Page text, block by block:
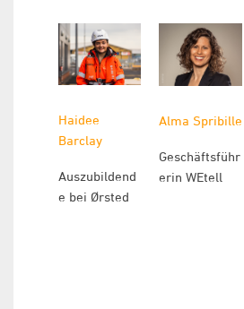
Haidee
Barclay
Auszubildend
e bei Ørsted
Alma Spribille
Geschäftsführ
erin WEtell